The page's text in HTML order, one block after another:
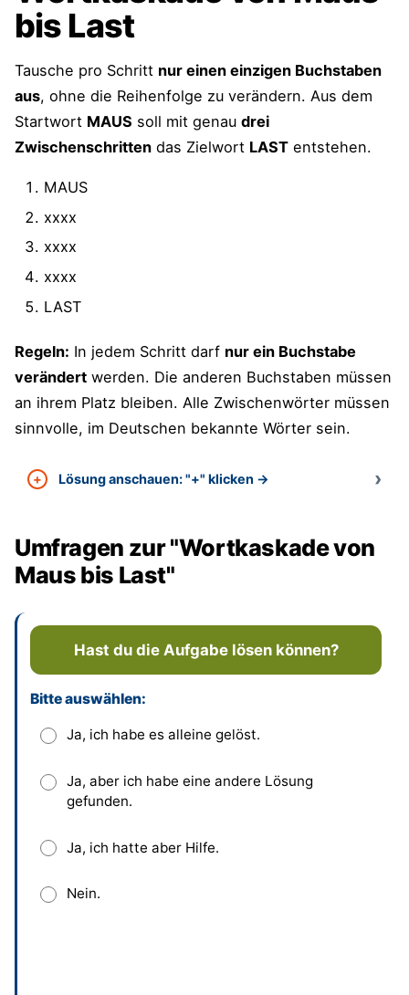
bis Last
Tausche pro Schritt nur einen einzigen Buchstaben
aus, ohne die Reihenfolge zu verändern. Aus dem
Startwort MAUS soll mit genau drei
Zwischenschritten das Zielwort LAST entstehen.
MAUS
xxxx
xxxx
xxxx
LAST
Regeln: In jedem Schritt darf nur ein Buchstabe
verändert werden. Die anderen Buchstaben müssen
an ihrem Platz bleiben. Alle Zwischenwörter müssen
sinnvolle, im Deutschen bekannte Wörter sein.
Lösung anschauen: "+" klicken →
Umfragen zur "Wortkaskade von
Maus bis Last"
Hast du die Aufgabe lösen können?
Dieses Feld bitte leer lassen
Bitte auswählen:
Ja, ich habe es alleine gelöst.
Ja, aber ich habe eine andere Lösung
gefunden.
Ja, ich hatte aber Hilfe.
Nein.